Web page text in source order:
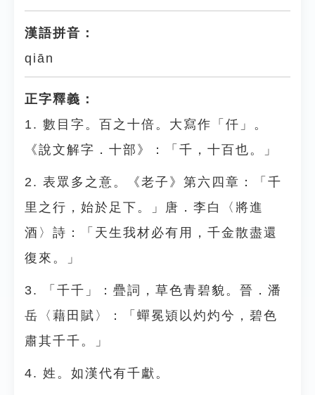
漢語拼音：
qiān
正字釋義：
1. 數目字。百之十倍。大寫作「仟」。
《說文解字．十部》：「千，十百也。」
2. 表眾多之意。《老子》第六四章：「千
里之行，始於足下。」唐．李白〈將進
酒〉詩：「天生我材必有用，千金散盡還
復來。」
3. 「千千」：疊詞，草色青碧貌。晉．潘
岳〈藉田賦〉：「蟬冕熲以灼灼兮，碧色
肅其千千。」
4. 姓。如漢代有千獻。